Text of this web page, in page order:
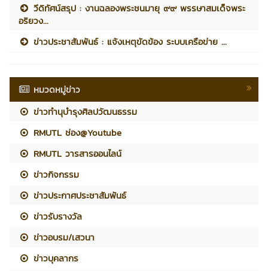
วีดิทัศน์สรุป : งานฉลองพระชนมายุ ๙๙ พรรษาสมเด็จพระ
อริยวง...
ข่าวประชาสัมพันธ์ : แจ้งเหตุขัดข้อง ระบบเครือข่าย ...
หมวดหมู่ข่าว
ข่าวทำนุบำรุงศิลปวัฒนธรรม
RMUTL ช่อง@Youtube
RMUTL วารสารออนไลน์
ข่าวกิจกรรม
ข่าวประกาศประชาสัมพันธ์
ข่าวรับรางวัล
ข่าวอบรม/เสวนา
ข่าวบุคลากร